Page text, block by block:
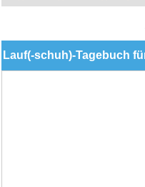
Lauf(-schuh)-Tagebuch